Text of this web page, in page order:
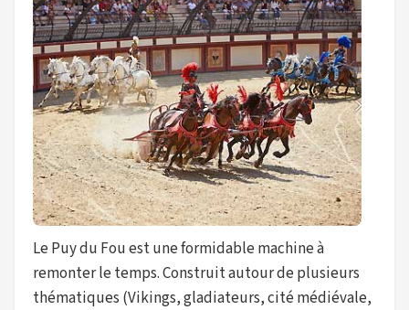
Le Puy du Fou est une formidable machine à
remonter le temps. Construit autour de plusieurs
thématiques (Vikings, gladiateurs, cité médiévale,